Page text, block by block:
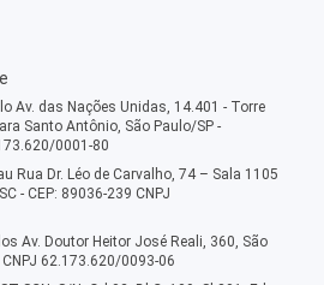
Av. das Nações Unidas, 14.401 - Torre
Santo Antônio, São Paulo/SP -
0001-80
Rua Dr. Léo de Carvalho, 74 – Sala 1105
- CEP: 89036-239 CNPJ
Av. Doutor Heitor José Reali, 360, São
62.173.620/0093-06